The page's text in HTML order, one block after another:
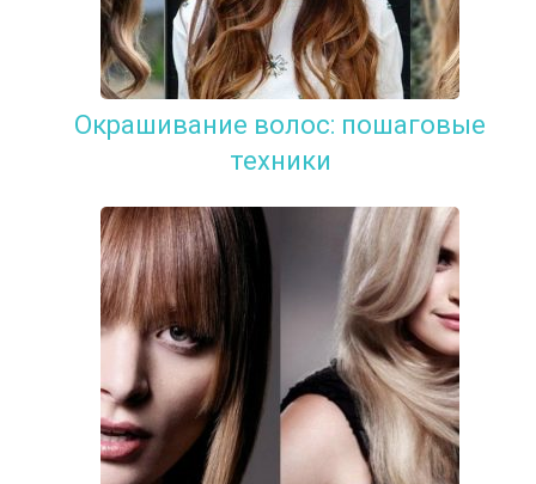
Окрашивание волос: пошаговые
техники